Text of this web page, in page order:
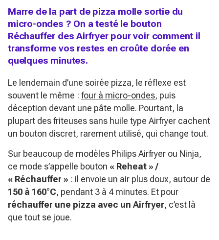
Marre de la part de pizza molle sortie du
micro-ondes ? On a testé le bouton
Réchauffer des Airfryer pour voir comment il
transforme vos restes en croûte dorée en
quelques minutes.
Le lendemain d’une soirée pizza, le réflexe est
souvent le même : four à micro-ondes, puis
déception devant une pâte molle. Pourtant, la
plupart des friteuses sans huile type Airfryer cachent
un bouton discret, rarement utilisé, qui change tout.
Sur beaucoup de modèles Philips Airfryer ou Ninja,
ce mode s’appelle bouton « Reheat » /
« Réchauffer » : il envoie un air plus doux, autour de
150 à 160°C, pendant 3 à 4 minutes. Et pour
réchauffer une pizza avec un Airfryer, c’est là
que tout se joue.